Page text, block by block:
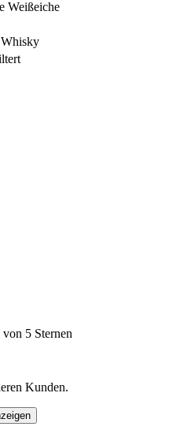
Weißeiche
5 Sternen
Kunden.